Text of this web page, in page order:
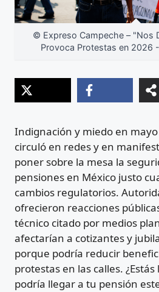
© Expreso Campeche – "Nos
Provoca Protestas en 2026
Indignación y miedo en
circuló en redes y en
poner sobre la mesa la
pensiones en México justo
cambios regulatorios.
ofrecieron reacciones
técnico citado por medios
afectarían a cotizantes y
porque podría reducir
protestas en las calles.
podría llegar a tu pensión